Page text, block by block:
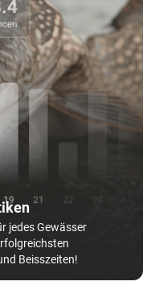
jedes Gewässer
Beisszeiten!